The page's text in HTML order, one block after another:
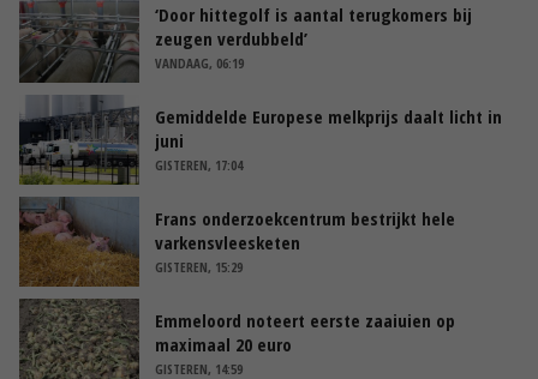
‘Door hittegolf is aantal terugkomers bij
zeugen verdubbeld’
VANDAAG, 06:19
Gemiddelde Europese melkprijs daalt licht in
juni
GISTEREN, 17:04
Frans onderzoekcentrum bestrijkt hele
varkensvleesketen
GISTEREN, 15:29
Emmeloord noteert eerste zaaiuien op
maximaal 20 euro
GISTEREN, 14:59